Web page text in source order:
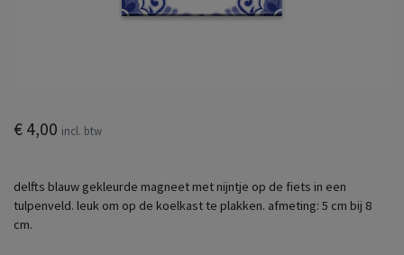
€ 4,00 incl. btw
delfts blauw gekleurde magneet met nijntje op de fiets in een
tulpenveld. leuk om op de koelkast te plakken. afmeting: 5 cm bij 8
cm.